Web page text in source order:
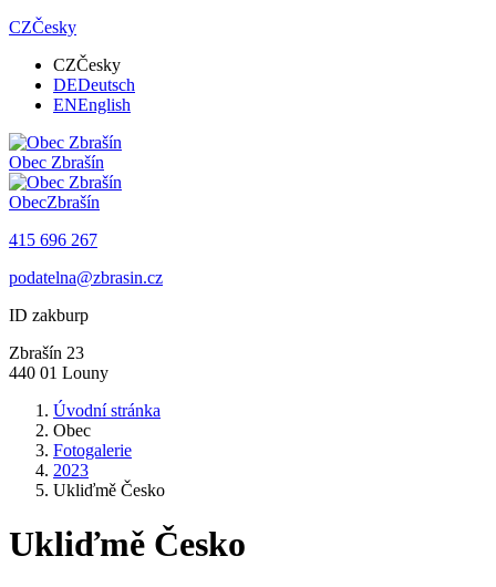
CZČesky
CZČesky
DEDeutsch
ENEnglish
Obec Zbrašín
ObecZbrašín
415 696 267
podatelna@zbrasin.cz
ID zakburp
Zbrašín 23
440 01 Louny
Úvodní stránka
Obec
Fotogalerie
2023
Ukliďmě Česko
Ukliďmě Česko